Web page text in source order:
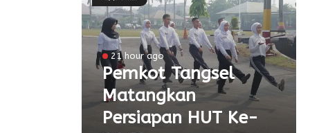
21 hour ago
Pemkot Tangsel
Matangkan
Persiapan HUT Ke-